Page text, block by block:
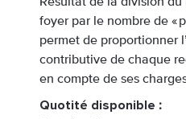
foyer par le nombre de «
permet de proportionner
contributive de chaque
en compte de ses
Quotité disponible :